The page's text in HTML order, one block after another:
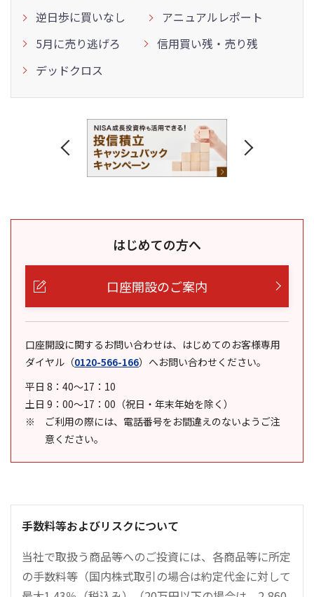
逆日歩に買いなし
アニュアルレポート
5月に売り逃げろ
信用買い残・売り残
デッドクロス
はじめての方へ
口座開設のご案内
口座開設に関するお問い合わせは、はじめてのお客様専用
ダイヤル （0120-566-166） へお問い合わせください。
平日 8：40～17：10
土日 9：00～17：00（祝日・年末年始を除く）
ご利用の際には、電話番号をお間違えのないようご注
意ください。
手数料等およびリスクについて
当社で取扱う商品等へのご投資には、各商品等に所定
の手数料等（国内株式取引の場合は約定代金に対して